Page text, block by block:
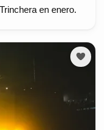
en enero.